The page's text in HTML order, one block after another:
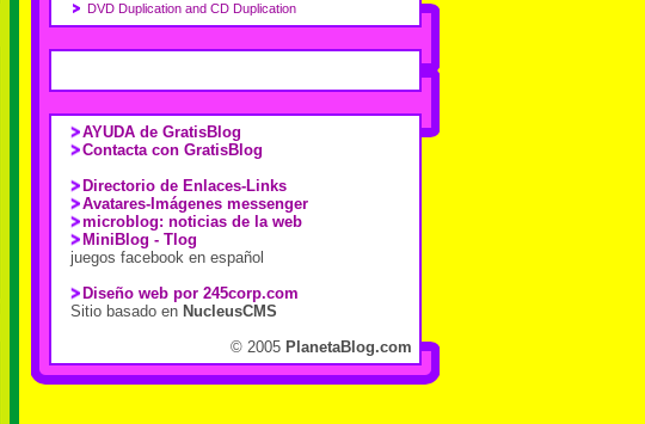
DVD Duplication and CD Duplication
AYUDA de GratisBlog
Contacta con GratisBlog
Directorio de Enlaces-Links
Avatares-Imágenes messenger
microblog: noticias de la web
MiniBlog - Tlog
juegos facebook en español
Diseño web por 245corp.com
Sitio basado en NucleusCMS
© 2005 PlanetaBlog.com